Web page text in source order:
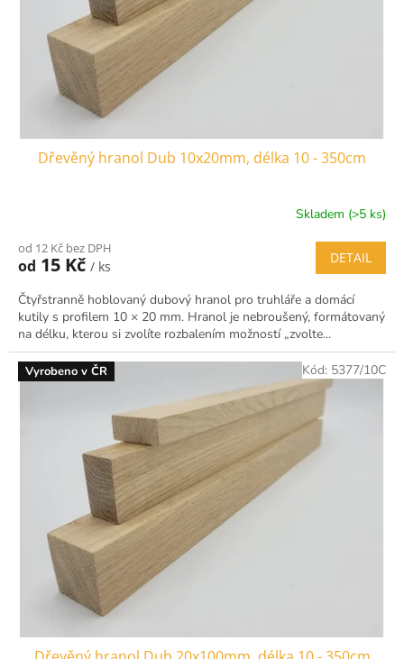
Dřevěný hranol Dub 10x20mm, délka 10 - 350cm
Skladem (>5 ks)
od 12 Kč bez DPH
od 15 Kč / ks
DETAIL
Čtyřstranně hoblovaný dubový hranol pro truhláře a domácí
kutily s profilem 10 × 20 mm. Hranol je nebroušený, formátovaný
na délku, kterou si zvolíte rozbalením možností „zvolte...
Vyrobeno v ČR Kód: 5377/10C